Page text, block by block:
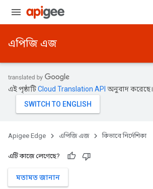
এপিজি এজ
এই পৃষ্ঠাটিCloud Translation API অনুবাদ করেছে।
Apigee Edge এপিজি এজ কিভাবে নির্দেশিকা
এটি কাজে লেগেছে?
মতামত জানান